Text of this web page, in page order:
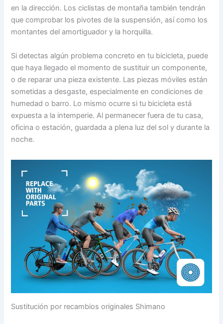
en la dirección. Los ciclistas de montaña también tendrán
que comprobar los pivotes de la suspensión, así como los
montantes del amortiguador y la horquilla.
Si detectas algún problema concreto en tu bicicleta, puede
que haya llegado el momento de sustituir un componente,
o de reparar una pieza existente. Las piezas móviles están
sometidas a desgaste, especialmente en condiciones de
humedad o barro. Lo mismo ocurre si tu bicicleta está
expuesta a la intemperie. Al permanecer fuera de tu casa,
oficina o estación, guardada a plena luz del sol y durante la
noche.
Sustitución por recambios originales Shimano